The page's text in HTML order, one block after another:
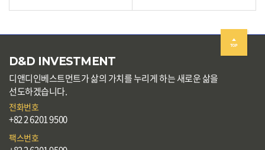
D&D INVESTMENT
디앤디인베스트먼트가 삶의 가치를 누리게 하는 새로운 삶을
선도하겠습니다.
전화번호
+82 2 6201 9500
팩스번호